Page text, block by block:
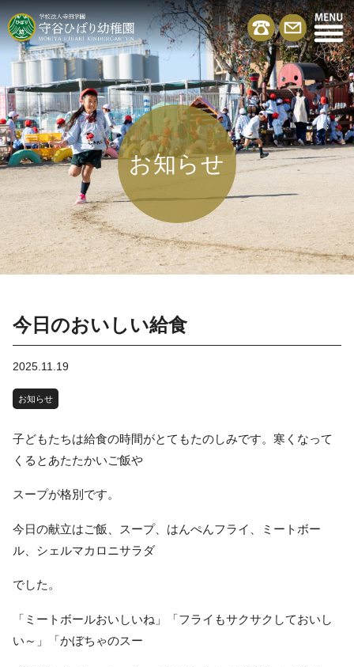
お知らせ
今日のおいしい給食
2025.11.19
お知らせ
子どもたちは給食の時間がとてもたのしみです。寒くなって
くるとあたたかいご飯や
スープが格別です。
今日の献立はご飯、スープ、はんぺんフライ、ミートボー
ル、シェルマカロニサラダ
でした。
「ミートボールおいしいね」「フライもサクサクしておいし
い～」「かぼちゃのスー